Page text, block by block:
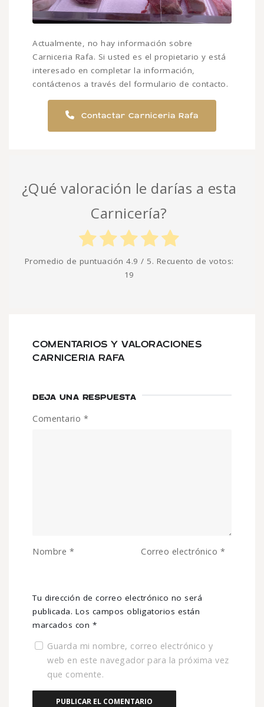
Actualmente, no hay información sobre
Carniceria Rafa. Si usted es el propietario y está
interesado en completar la información,
contáctenos a través del formulario de contacto.
Contactar Carniceria Rafa
¿Qué valoración le darías a esta
Carnicería?
Promedio de puntuación 4.9 / 5. Recuento de votos:
19
COMENTARIOS Y VALORACIONES
CARNICERIA RAFA
DEJA UNA RESPUESTA
Tu dirección de correo electrónico no será
publicada. Los campos obligatorios están
marcados con *
Comentario *
Nombre * Correo electrónico *
Guarda mi nombre, correo electrónico y
web en este navegador para la próxima vez
que comente.